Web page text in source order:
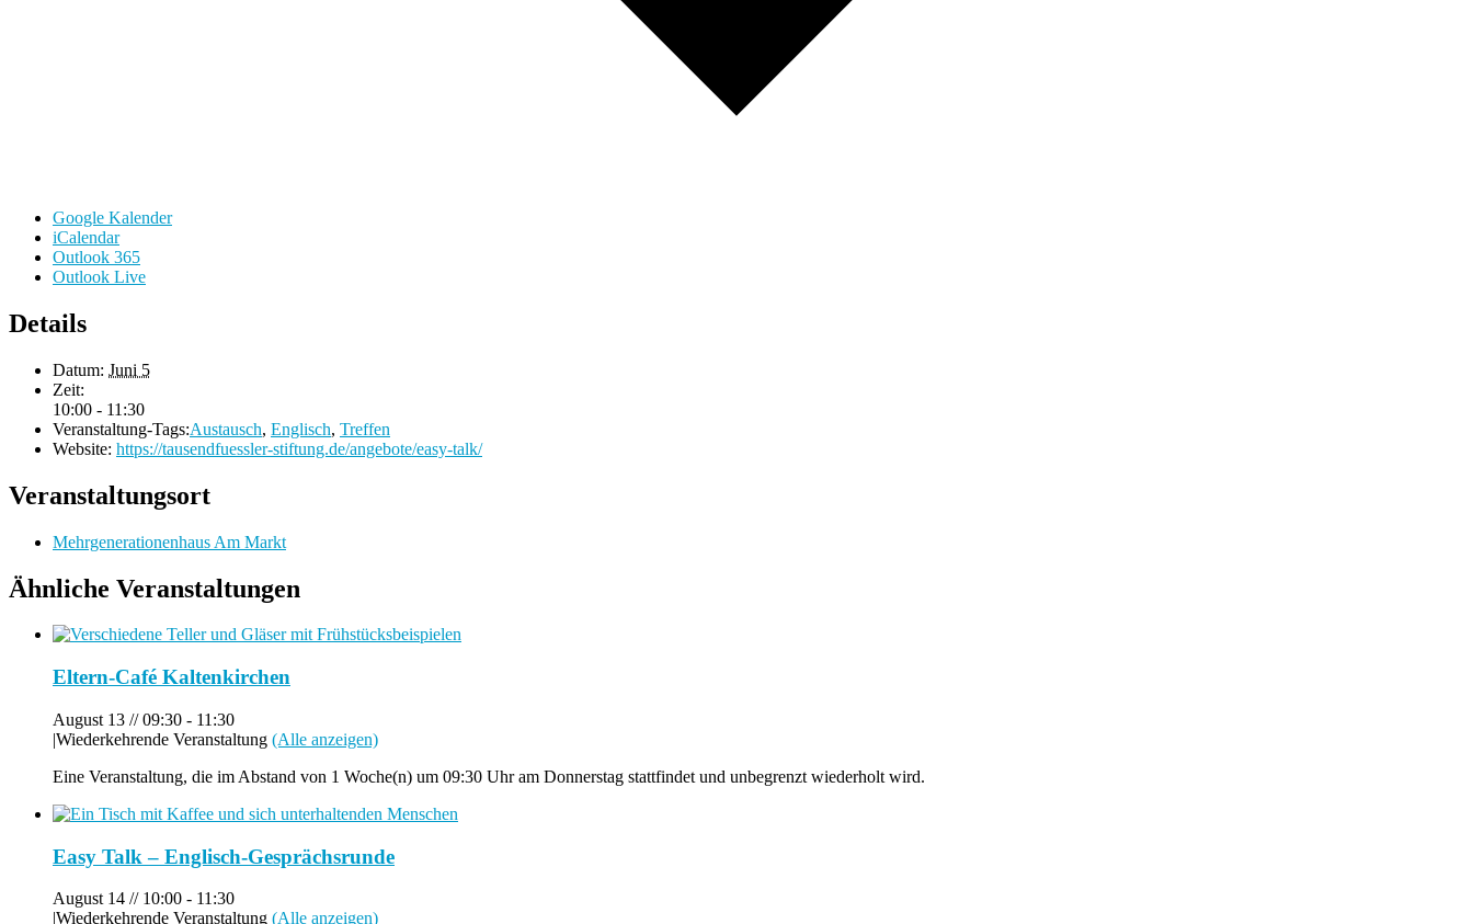
Google Kalender
iCalendar
Outlook 365
Outlook Live
Details
Datum: Juni 5
Zeit:
10:00 - 11:30
Veranstaltung-Tags:Austausch, Englisch, Treffen
Website: https://tausendfuessler-stiftung.de/angebote/easy-talk/
Veranstaltungsort
Mehrgenerationenhaus Am Markt
Ähnliche Veranstaltungen
Eltern-Café Kaltenkirchen
August 13 // 09:30 - 11:30
|Wiederkehrende Veranstaltung (Alle anzeigen)
Eine Veranstaltung, die im Abstand von 1 Woche(n) um 09:30 Uhr am Donnerstag stattfindet und unbegrenzt wiederholt wird.
Easy Talk – Englisch-Gesprächsrunde
August 14 // 10:00 - 11:30
|Wiederkehrende Veranstaltung (Alle anzeigen)